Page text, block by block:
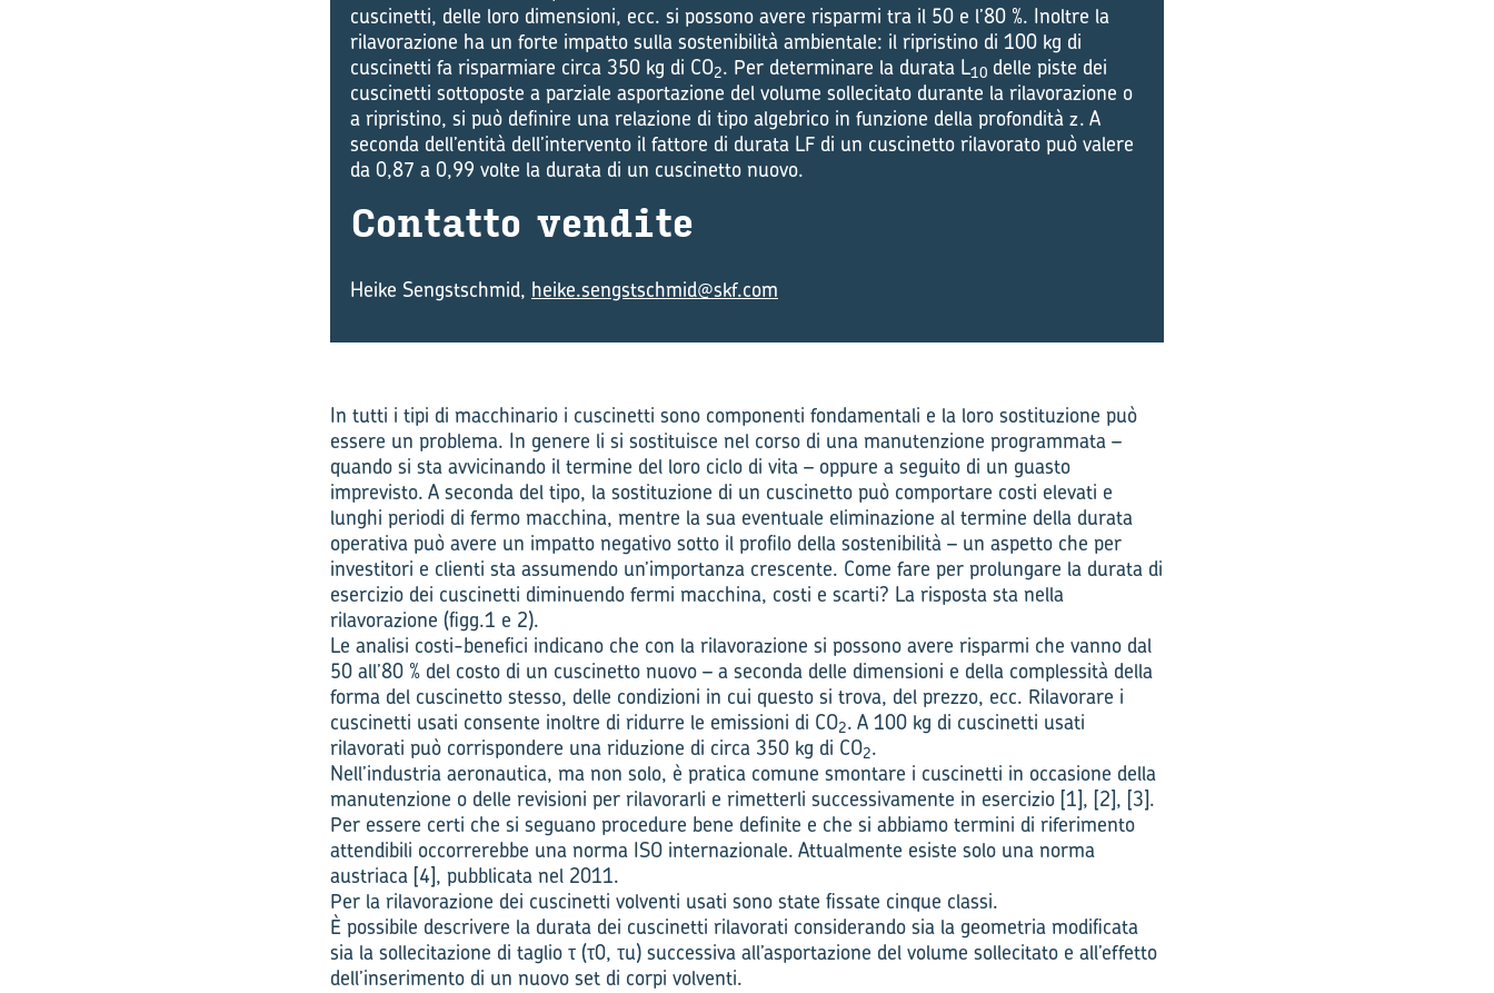
cuscinetti, delle loro dimensioni, ecc. si possono avere risparmi tra il 50 e l’80 %. Inoltre la
rilavorazione ha un forte impatto sulla sostenibilità ambientale: il ripristino di 100 kg di
cuscinetti fa risparmiare circa 350 kg di CO2. Per determinare la durata L10 delle piste dei
cuscinetti sottoposte a parziale asportazione del volume sollecitato durante la rilavorazione o
a ripristino, si può definire una relazione di tipo algebrico in funzione della profondità z. A
seconda dell’entità dell’intervento il fattore di durata LF di un cuscinetto rilavorato può valere
da 0,87 a 0,99 volte la durata di un cuscinetto nuovo.
Con­tat­to ven­di­te
Heike Sengstschmid, heike.sengstschmid@skf.com
In tutti i tipi di macchinario i cuscinetti sono componenti fondamentali e la loro sostituzione può
essere un problema. In genere li si sostituisce nel corso di una manutenzione programmata –
quando si sta avvicinando il termine del loro ciclo di vita – oppure a seguito di un guasto
imprevisto. A seconda del tipo, la sostituzione di un cuscinetto può comportare costi elevati e
lunghi periodi di fermo macchina, mentre la sua eventuale eliminazione al termine della durata
operativa può avere un impatto negativo sotto il profilo della sostenibilità – un aspetto che per
investitori e clienti sta assumendo un’importanza crescente. Come fare per prolungare la durata di
esercizio dei cuscinetti diminuendo fermi macchina, costi e scarti? La risposta sta nella
rilavorazione (figg.1 e 2).
Le analisi costi-benefici indicano che con la rilavorazione si possono avere risparmi che vanno dal
50 all’80 % del costo di un cuscinetto nuovo – a seconda delle dimensioni e della complessità della
forma del cuscinetto stesso, delle condizioni in cui questo si trova, del prezzo, ecc. Rilavorare i
cuscinetti usati consente inoltre di ridurre le emissioni di CO2. A 100 kg di cuscinetti usati
rilavorati può corrispondere una riduzione di circa 350 kg di CO2.
Nell’industria aeronautica, ma non solo, è pratica comune smontare i cuscinetti in occasione della
manutenzione o delle revisioni per rilavorarli e rimetterli successivamente in esercizio [1], [2], [3].
Per essere certi che si seguano procedure bene definite e che si abbiamo termini di riferimento
attendibili occorrerebbe una norma ISO internazionale. Attualmente esiste solo una norma
austriaca [4], pubblicata nel 2011.
Per la rilavorazione dei cuscinetti volventi usati sono state fissate cinque classi.
È possibile descrivere la durata dei cuscinetti rilavorati considerando sia la geometria modificata
sia la sollecitazione di taglio τ (τ0, τu) successiva all’asportazione del volume sollecitato e all’effetto
dell’inserimento di un nuovo set di corpi volventi.